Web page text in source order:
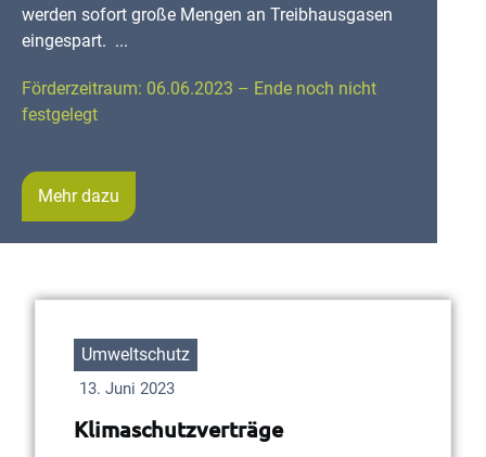
werden sofort große Mengen an Treibhausgasen
eingespart. ...
Förderzeitraum: 06.06.2023 – Ende noch nicht
festgelegt
Mehr dazu
Umweltschutz
13. Juni 2023
Klimaschutzverträge